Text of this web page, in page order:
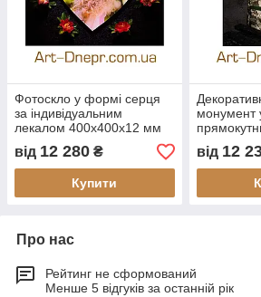
Фотоскло у формі серця
за індивідуальним
лекалом 400х400х12 мм
від 12 280 ₴
Купити
монумент
мм
від 12
Про нас
Рейтинг не сформований
Менше 5 відгуків за останній рік